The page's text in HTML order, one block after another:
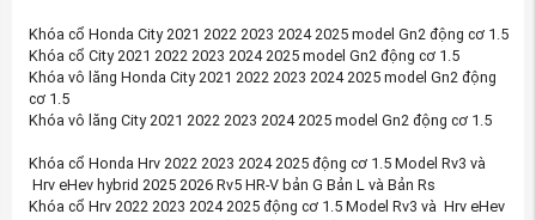
Khóa cổ Honda City 2021 2022 2023 2024 2025 model Gn2 động cơ 1.5
Khóa cổ City 2021 2022 2023 2024 2025 model Gn2 động cơ 1.5
Khóa vô lăng Honda City 2021 2022 2023 2024 2025 model Gn2 động
cơ 1.5
Khóa vô lăng City 2021 2022 2023 2024 2025 model Gn2 động cơ 1.5
Khóa cổ Honda Hrv 2022 2023 2024 2025 động cơ 1.5 Model Rv3 và
Hrv eHev hybrid 2025 2026 Rv5 HR-V bản G Bản L và Bản Rs
Khóa cổ Hrv 2022 2023 2024 2025 động cơ 1.5 Model Rv3 và Hrv eHev